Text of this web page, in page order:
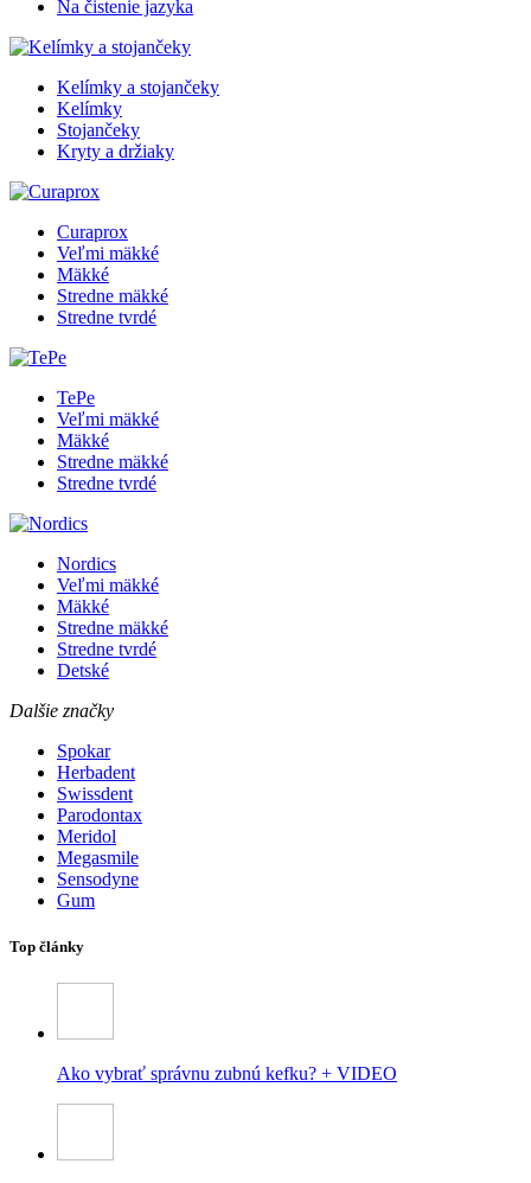
Na čistenie jazyka
Kelímky a stojančeky
Kelímky
Stojančeky
Kryty a držiaky
Curaprox
Veľmi mäkké
Mäkké
Stredne mäkké
Stredne tvrdé
TePe
Veľmi mäkké
Mäkké
Stredne mäkké
Stredne tvrdé
Nordics
Veľmi mäkké
Mäkké
Stredne mäkké
Stredne tvrdé
Detské
Dalšie značky
Spokar
Herbadent
Swissdent
Parodontax
Meridol
Megasmile
Sensodyne
Gum
Top články
Ako vybrať správnu zubnú kefku? + VIDEO